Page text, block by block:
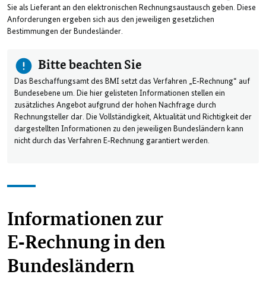
Sie als Lieferant an den elektronischen Rechnungsaustausch geben. Diese
Anforderungen ergeben sich aus den jeweiligen gesetzlichen
Bestimmungen der Bundesländer.
Bitte beachten Sie
Das Beschaffungsamt des BMI setzt das Verfahren „E‑Rechnung“ auf
Bundesebene um. Die hier gelisteten Informationen stellen ein
zusätzliches Angebot aufgrund der hohen Nachfrage durch
Rechnungsteller dar. Die Vollständigkeit, Aktualität und Richtigkeit der
dargestellten Informationen zu den jeweiligen Bundesländern kann
nicht durch das Verfahren E‑Rechnung garantiert werden.
Informationen zur
E‑Rechnung in den
Bundesländern